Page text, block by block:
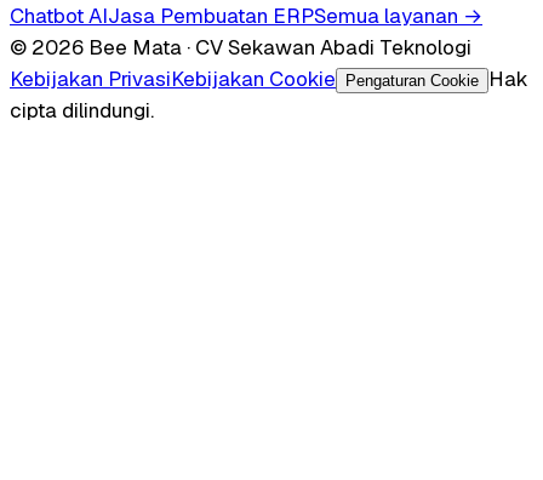
Chatbot AIJasa Pembuatan ERPSemua layanan →
© 2026 Bee Mata · CV Sekawan Abadi Teknologi
Kebijakan PrivasiKebijakan Cookie Pengaturan Cookie
Hak
cipta dilindungi.